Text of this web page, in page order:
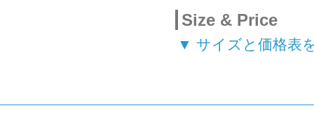
Size & Price
▼ サイズと価格表